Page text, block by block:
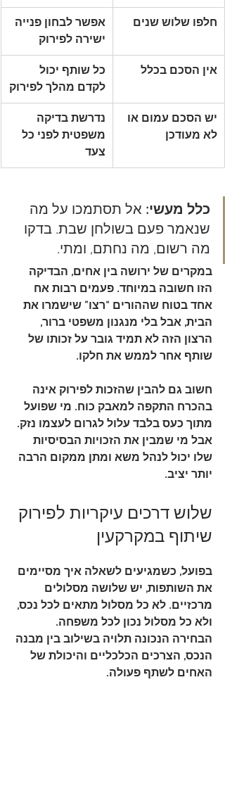
חלפו שלוש שנים
אפשר לבחון פנייה
ישירה לפירוק
אין הסכם בכלל
כל שותף יכול
לקדם מהלך לפירוק
יש הסכם עמום או
לא מעודכן
נדרשת בדיקה
משפטית לפני כל
צעד
כלל מעשי: אל תסתמכו על מה
שנאמר פעם בשולחן שבת. בדקו
מה רשום, מה נחתם, ומתי.
במקרים של ירושה בין אחים, הבדיקה
הזו חשובה במיוחד. פעמים רבות אח
אחד בטוח שההורים “רצו” שישמרו את
הבית, אבל בלי מנגנון משפטי ברור,
הרצון הזה לא תמיד גובר על זכותו של
שותף אחר לממש את חלקו.
חשוב גם להבין שהזכות לפירוק אינה
בהכרח התקפה למאבק כוח. מי שפועל
מתוך כעס בלבד עלול לגרום לעצמו נזק.
אבל מי שמבין את הזכויות הבסיסיות
שלו יכול לנהל משא ומתן ממקום הרבה
יותר יציב.
שלוש דרכים עיקריות לפירוק
שיתוף במקרקעין
בפועל, כשמגיעים לשאלה איך מסיימים
את השותפות, יש שלושה מסלולים
מרכזיים. לא כל מסלול מתאים לכל נכס,
ולא כל מסלול נכון לכל משפחה.
הבחירה הנכונה תלויה בשילוב בין מבנה
הנכס, הצרכים הכלכליים והיכולת של
האחים לשתף פעולה.